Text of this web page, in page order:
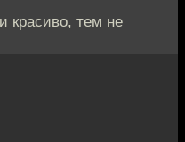
красиво, тем не